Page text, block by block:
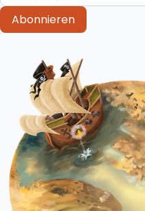
Abonnieren